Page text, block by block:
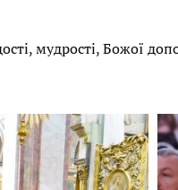
мудрості, Божої